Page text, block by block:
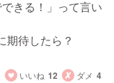
きる！」って言い
期待したら？
いいね 12 ダメ 4